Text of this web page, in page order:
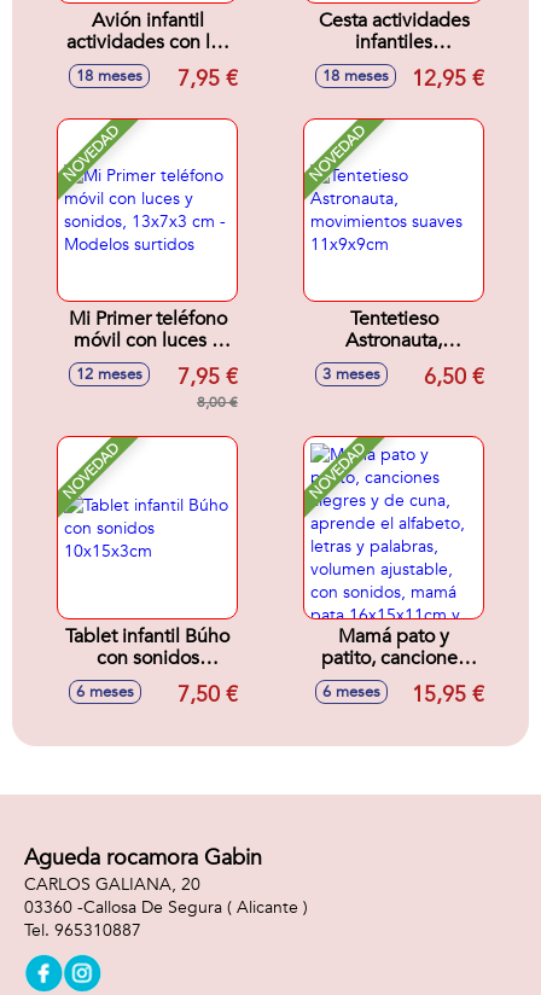
Avión infantil
actividades con luz
y sonidos
17x11x10cm -
18 meses 7,95 €
Cesta actividades
infantiles
25x18x14cm
18 meses 12,95 €
NOVEDAD
Mi Primer teléfono
móvil con luces y
sonidos, 13x7x3
cm - Modelos
12 meses 7,95 €
8,00 €
NOVEDAD
Tentetieso
Astronauta,
movimientos
suaves 11x9x9cm
3 meses 6,50 €
NOVEDAD
Tablet infantil Búho
con sonidos
10x15x3cm
6 meses 7,50 €
NOVEDAD
Mamá pato y
patito, canciones
alegres y de cuna,
aprende el
palabras, volumen
sonidos, mamá
6 meses 15,95 €
Agueda rocamora Gabin
CARLOS GALIANA, 20
03360 -Callosa De Segura ( Alicante )
965310887